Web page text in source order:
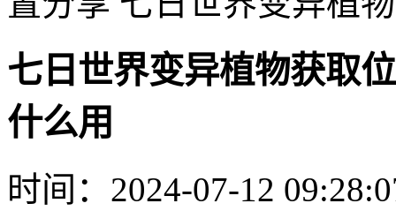
七日世界变异植物获取
什么用
时间：2024-07-12